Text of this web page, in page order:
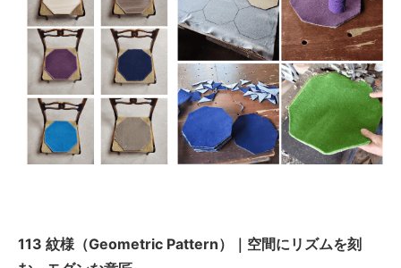
113 紋様（Geometric Pattern）｜空間にリズムを刻